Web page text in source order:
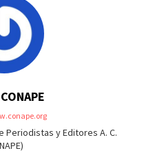
Periodistas y Editores A. C.